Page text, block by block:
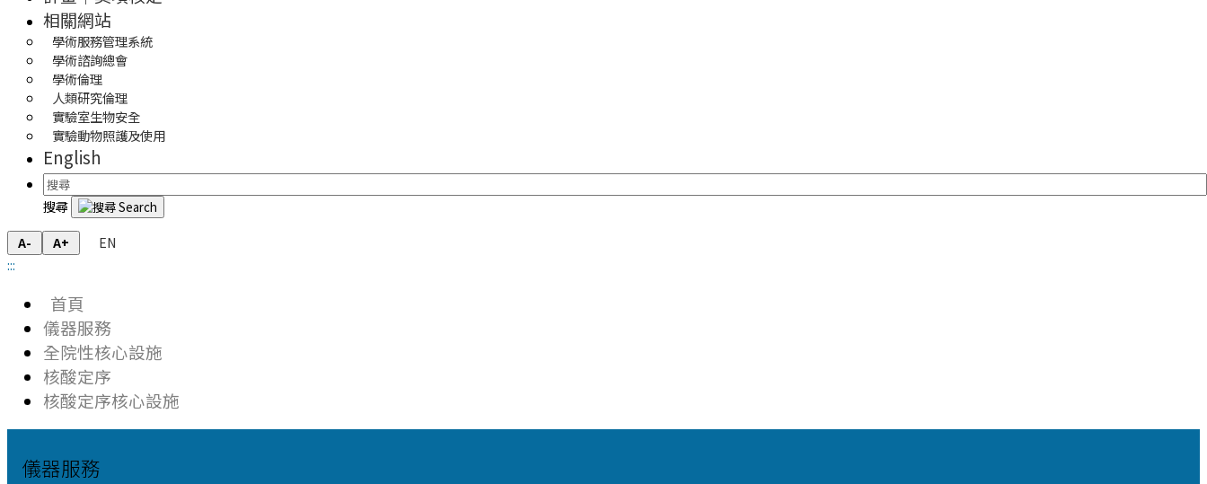
相關網站
學術服務管理系統
學術諮詢總會
學術倫理
人類研究倫理
實驗室生物安全
實驗動物照護及使用
English
搜尋
A- A+
EN
:::
首頁
儀器服務
全院性核心設施
核酸定序
核酸定序核心設施
儀器服務